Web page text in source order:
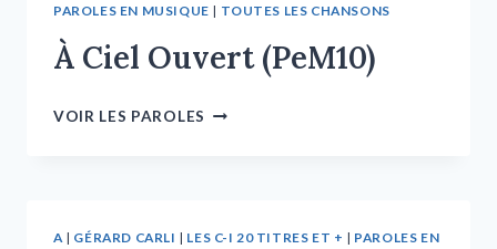
PAROLES EN MUSIQUE | TOUTES LES CHANSONS
À Ciel Ouvert (PeM10)
VOIR LES PAROLES
A| GÉRARD CARLI | LES C-I 20 TITRES ET + | PAROLES EN